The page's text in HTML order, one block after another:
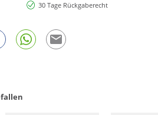
30 Tage Rückgaberecht